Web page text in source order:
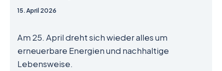
15. April 2026
Am 25. April dreht sich wieder alles um
erneuerbare Energien und nachhaltige
Lebensweise.